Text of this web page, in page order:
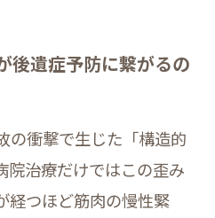
後遺症予防に繋がるの
の衝撃で生じた「構造的
院治療だけではこの歪み
経つほど筋肉の慢性緊